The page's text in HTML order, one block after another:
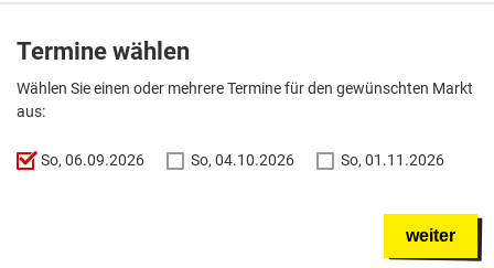
Termine wählen
Wählen Sie einen oder mehrere Termine für den gewünschten Markt
aus:
So, 06.09.2026 So, 04.10.2026 So, 01.11.2026
weiter